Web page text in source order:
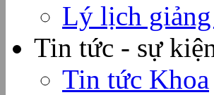
Lý lịch
Tin tức - sự
Tin tức Khoa